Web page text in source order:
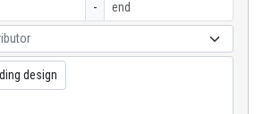
-
design